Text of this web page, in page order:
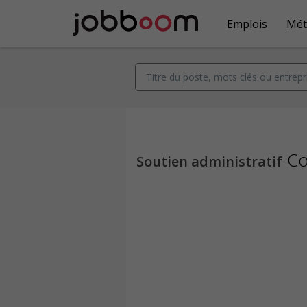
Emplois
Soutien administratif